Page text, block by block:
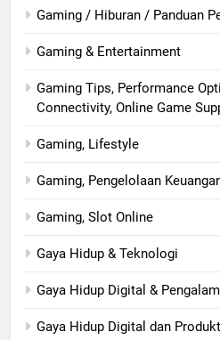
Gaming / Hiburan / Panduan
Gaming & Entertainment
Gaming Tips, Performance
Connectivity, Online Game
Gaming, Lifestyle
Gaming, Pengelolaan
Gaming, Slot Online
Gaya Hidup & Teknologi
Gaya Hidup Digital &
Gaya Hidup Digital dan